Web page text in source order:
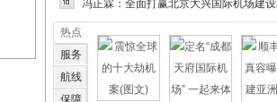
冯正霖：全面打赢北京大兴国际机场建
热点
服务
航线
保障